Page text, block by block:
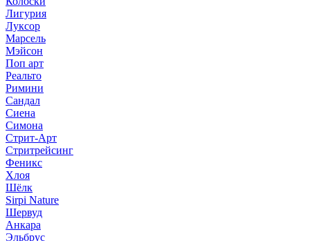
Лигурия
Луксор
Марсель
Мэйсон
Поп арт
Реальто
Римини
Сандал
Сиена
Симона
Стрит-Арт
Стритрейсинг
Феникс
Хлоя
Шёлк
Sirpi Nature
Шервуд
Анкара
Эльбрус